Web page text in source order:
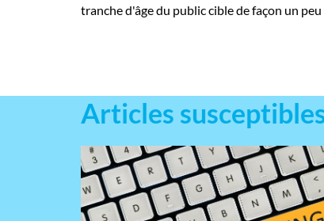
tranche d'âge du public cible de façon un
Articles